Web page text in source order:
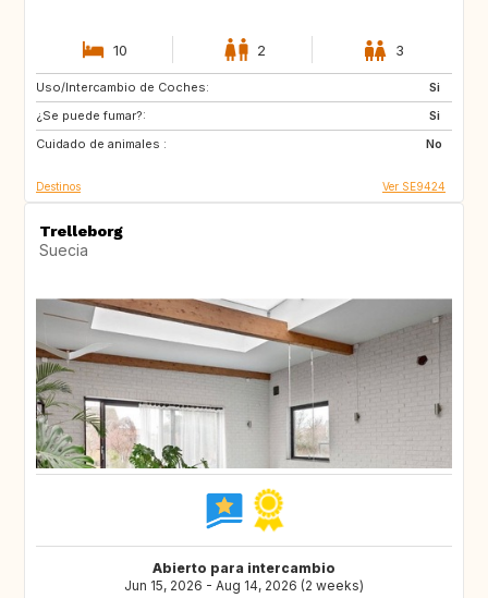
10 2 3
Uso/Intercambio de Coches:
Si
¿Se puede fumar?:
Si
Cuidado de animales :
No
NZ
GR
IT
Destinos Ver SE9424
Trelleborg
Suecia
Abierto para intercambio
Jun 15, 2026 - Aug 14, 2026 (2 weeks)